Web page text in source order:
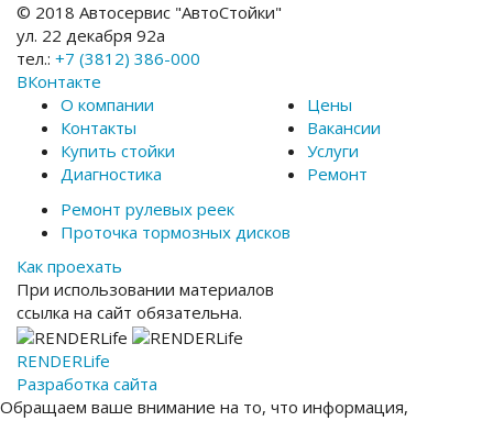
© 2018 Автосервис "АвтоСтойки"
ул. 22 декабря 92а
тел.: +7 (3812) 386-000
ВКонтакте
О компании
Контакты
Купить стойки
Диагностика
Цены
Вакансии
Услуги
Ремонт
Ремонт рулевых реек
Проточка тормозных дисков
Как проехать
При использовании материалов
ссылка на сайт обязательна.
RENDERLife
Разработка сайта
Обращаем ваше внимание на то, что информация,